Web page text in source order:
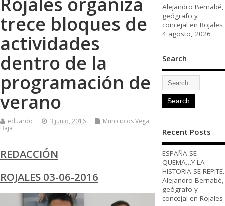
trece bloques de
actividades
dentro de la
programación de
verano
eduardo 3 junio, 2016
Municipios Vega
Baja
REDACCIÓN
ROJALES 03-06-2016
Alejandro Bernabé,
geógrafo y
concejal en Rojales
4 agosto, 2026
Search
Recent Posts
ESPAÑA SE
QUEMA…Y LA
HISTORIA SE REPITE.
Alejandro Bernabé,
geógrafo y
concejal en Rojales